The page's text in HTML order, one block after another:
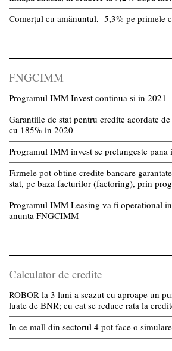
Comerțul cu amănuntul, -5,3% pe primele
FNGCIMM
Programul IMM Invest continua si in 2021
Garantiile de stat pentru credite acordate
cu 185% in 2020
Programul IMM invest se prelungeste
Firmele pot obtine credite bancare
stat, pe baza facturilor (factoring), prin
Programul IMM Leasing va fi operational
anunta FNGCIMM
Calculator de credite
ROBOR la 3 luni a scazut cu aproape un
luate de BNR; cu cat se reduce rata la
In ce mall din sectorul 4 pot face o